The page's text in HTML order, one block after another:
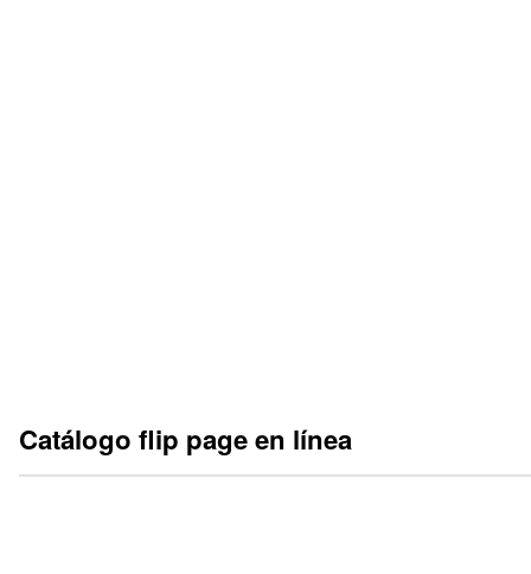
Catálogo flip page en línea